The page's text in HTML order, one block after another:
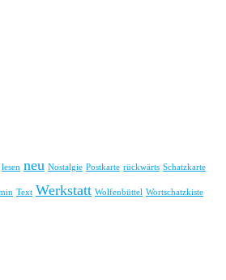
lesen neu Nostalgie Postkarte rückwärts Schatzkarte
Text Werkstatt Wolfenbüttel Wortschatzkiste